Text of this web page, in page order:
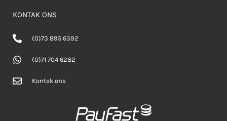
KONTAK ONS
(0)73 895 6392
(0)71 704 6282
Kontak ons